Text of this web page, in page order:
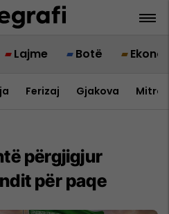
Lajme Botë
Ferizaj Gjakova
përgjigjur
për paqe